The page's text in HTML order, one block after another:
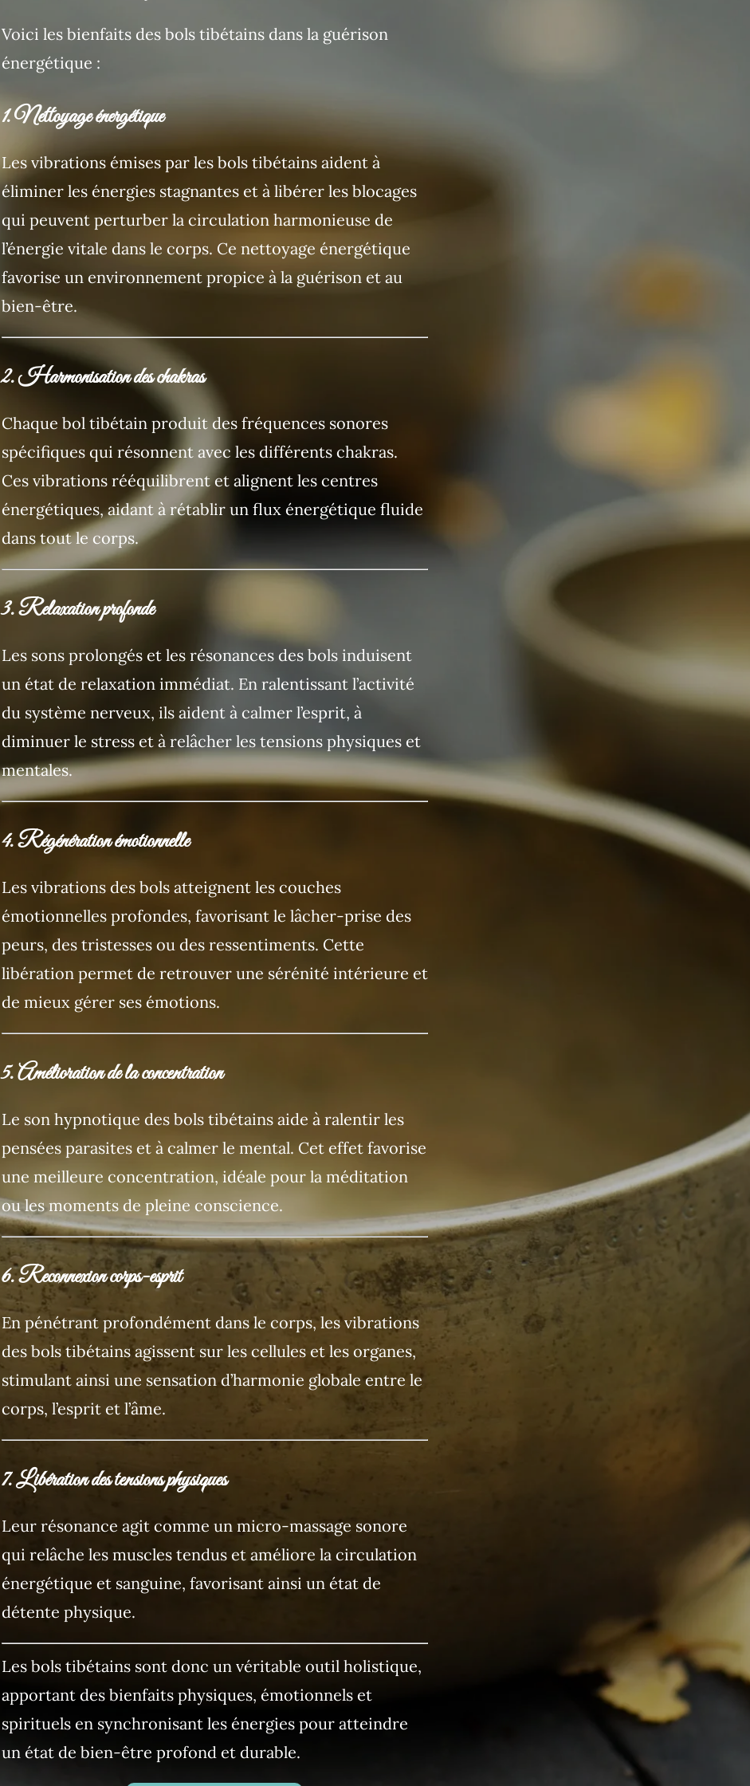
Voici les bienfaits des bols tibétains dans la guérison
énergétique :
1. Nettoyage énergétique
Les vibrations émises par les bols tibétains aident à
éliminer les énergies stagnantes et à libérer les blocages
qui peuvent perturber la circulation harmonieuse de
l’énergie vitale dans le corps. Ce nettoyage énergétique
favorise un environnement propice à la guérison et au
bien-être.
2. Harmonisation des chakras
Chaque bol tibétain produit des fréquences sonores
spécifiques qui résonnent avec les différents chakras.
Ces vibrations rééquilibrent et alignent les centres
énergétiques, aidant à rétablir un flux énergétique fluide
dans tout le corps.
3. Relaxation profonde
Les sons prolongés et les résonances des bols induisent
un état de relaxation immédiat. En ralentissant l’activité
du système nerveux, ils aident à calmer l’esprit, à
diminuer le stress et à relâcher les tensions physiques et
mentales.
4. Régénération émotionnelle
Les vibrations des bols atteignent les couches
émotionnelles profondes, favorisant le lâcher-prise des
peurs, des tristesses ou des ressentiments. Cette
libération permet de retrouver une sérénité intérieure et
de mieux gérer ses émotions.
5. Amélioration de la concentration
Le son hypnotique des bols tibétains aide à ralentir les
pensées parasites et à calmer le mental. Cet effet favorise
une meilleure concentration, idéale pour la méditation
ou les moments de pleine conscience.
6. Reconnexion corps-esprit
En pénétrant profondément dans le corps, les vibrations
des bols tibétains agissent sur les cellules et les organes,
stimulant ainsi une sensation d’harmonie globale entre le
corps, l’esprit et l’âme.
7. Libération des tensions physiques
Leur résonance agit comme un micro-massage sonore
qui relâche les muscles tendus et améliore la circulation
énergétique et sanguine, favorisant ainsi un état de
détente physique.
Les bols tibétains sont donc un véritable outil holistique,
apportant des bienfaits physiques, émotionnels et
spirituels en synchronisant les énergies pour atteindre
un état de bien-être profond et durable.